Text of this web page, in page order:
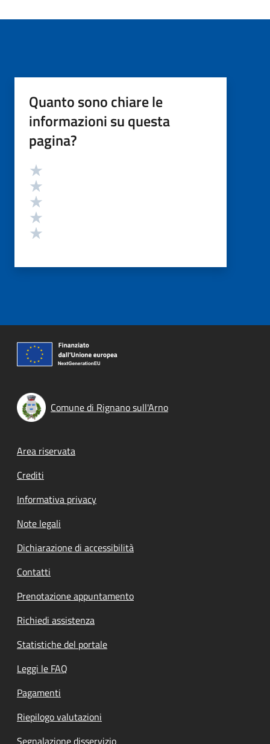
Quanto sono chiare le
informazioni su questa
pagina?
Valutazione
Comune di Rignano sull'Arno
Footer menu
Area riservata
Crediti
Informativa privacy
Note legali
Dichiarazione di accessibilità
Contatti
Prenotazione appuntamento
Richiedi assistenza
Statistiche del portale
Leggi le FAQ
Pagamenti
Riepilogo valutazioni
Segnalazione disservizio